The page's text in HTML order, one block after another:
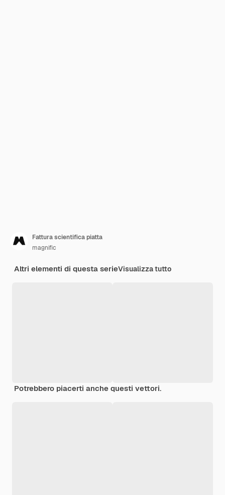
Fattura scientifica piatta
magnific
Altri elementi di questa serieVisualizza tutto
Potrebbero piacerti anche questi vettori.